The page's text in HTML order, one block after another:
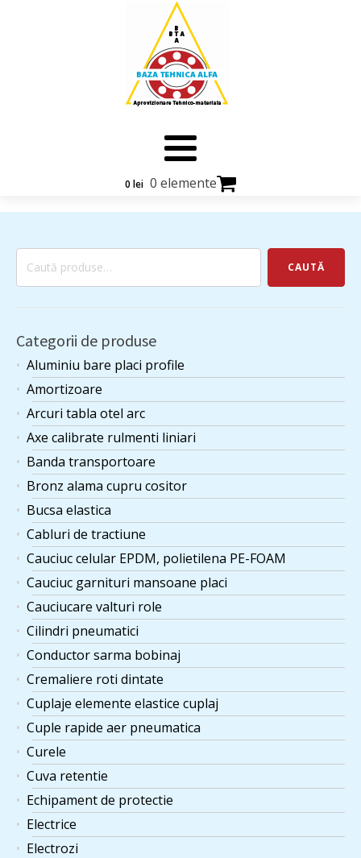
0 lei 0 elemente
Caută
CAUTĂ
Categorii de produse
Aluminiu bare placi profile
Amortizoare
Arcuri tabla otel arc
Axe calibrate rulmenti liniari
Banda transportoare
Bronz alama cupru cositor
Bucsa elastica
Cabluri de tractiune
Cauciuc celular EPDM, polietilena PE-FOAM
Cauciuc garnituri mansoane placi
Cauciucare valturi role
Cilindri pneumatici
Conductor sarma bobinaj
Cremaliere roti dintate
Cuplaje elemente elastice cuplaj
Cuple rapide aer pneumatica
Curele
Cuva retentie
Echipament de protectie
Electrice
Electrozi